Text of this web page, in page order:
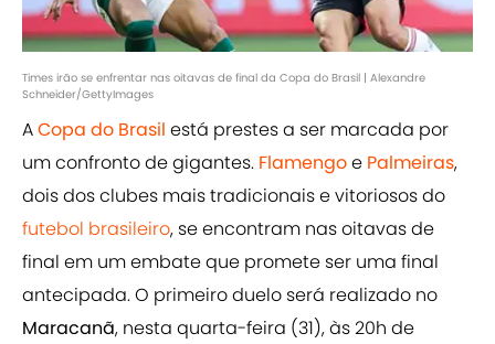
Times irão se enfrentar nas oitavas de final da Copa do Brasil | Alexandre
Schneider/GettyImages
ACopa do Brasil está prestes a ser marcada por
um confronto de gigantes. Flamengoe Palmeiras,
dois dos clubes mais tradicionais e vitoriosos do
futebol brasileiro, se encontram nas oitavas de
final em um embate que promete ser uma final
antecipada. O primeiro duelo será realizado no
Maracanã, nesta quarta-feira (31), às 20h de